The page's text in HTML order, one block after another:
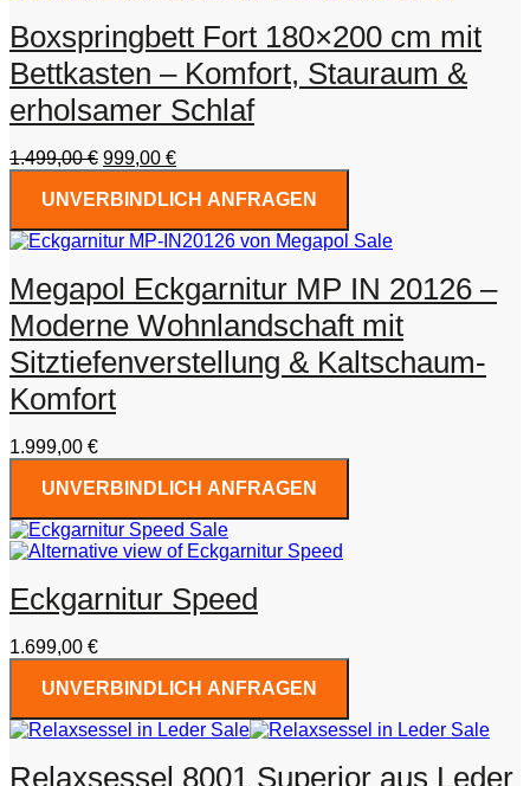
Boxspringbett Fort 180×200 cm mit
Bettkasten – Komfort, Stauraum &
erholsamer Schlaf
1.499,00€ Ursprünglicher
Preis
war:
999,00 €Aktueller
Preis
ist:
UNVERBINDLICH ANFRAGEN
Megapol Eckgarnitur MP IN 20126 –
Moderne Wohnlandschaft mit
Sitztiefenverstellung & Kaltschaum-
Komfort
1.999,00 €
UNVERBINDLICH ANFRAGEN
Eckgarnitur Speed
1.699,00 €
UNVERBINDLICH ANFRAGEN
Relaxsessel 8001 Superior aus Leder